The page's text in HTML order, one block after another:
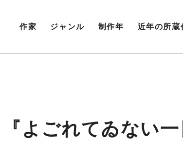
作家 ジャンル 制作年 近年の所蔵
よごれてゐない一